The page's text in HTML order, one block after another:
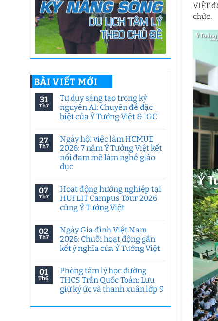
BÀI VIẾT MỚI
31
Th7
Tư duy sáng tạo trong kỷ
nguyên AI: Chuyên đề đặc
biệt của Ý Tưởng Việt & IGC
bình
luận
ở
Tư
duy
sáng
kỷ
nguyên
AI:
Chuyên
biệt
của
Ý
Tưởng
Việt
27
Th7
Ngày hội việc làm HCMUE
2026: 7 năm Ý Tưởng Việt kết
nối đam mê làm nghề giáo
dục
bình
luận
ở
Ngày
làm
HCMUE
2026:
7
năm
Việt
kết
nối
đam
nghề
07
Th7
Hoạt động hướng nghiệp tại
HUFLIT Campus Tour 2026
cùng Ý Tưởng Việt
bình
luận
ở
Hoạt
nghiệp
tại
HUFLIT
Campus
Tour
cùng
02
Th7
Ngày Gia đình Việt Nam
2026: Chuỗi hoạt động gắn
kết ý nghĩa của Ý Tưởng Việt
bình
luận
ở
Ngày
Gia
Việt
01
Th6
Phòng tâm lý học đường
THCS Trần Quốc Toản: Lưu
giữ ký ức và thanh xuân lớp 9
có
VIỆT
chức.